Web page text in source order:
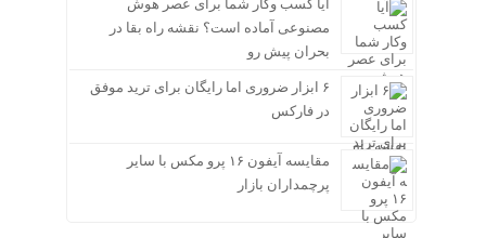
آیا کسب وکار شما برای عصر هوش
مصنوعی آماده است؟ نقشه راه بقا در
بحران پیش رو
۶ ابزار ضروری اما رایگان برای ترید موفق
در فارکس
مقایسه آیفون ۱۶ پرو مکس با سایر
پرچمداران بازار